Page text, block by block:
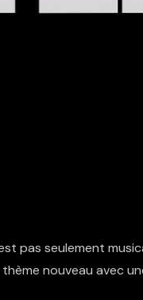
pas seulement
nouveau avec